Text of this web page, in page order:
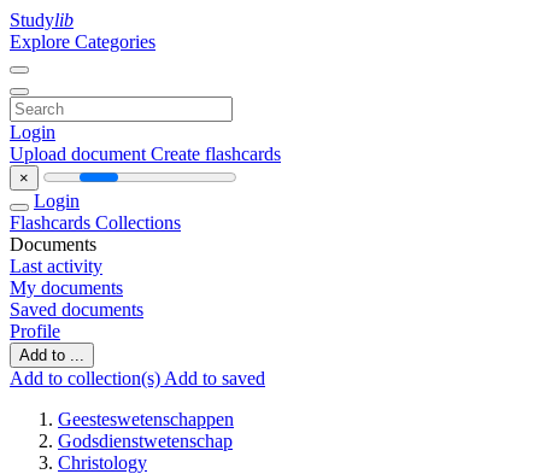
Studylib
Explore Categories
Login
Upload document Create flashcards
×
Login
Flashcards Collections
Documents
Last activity
My documents
Saved documents
Profile
Add to ...
Add to collection(s) Add to saved
Geesteswetenschappen
Godsdienstwetenschap
Christology